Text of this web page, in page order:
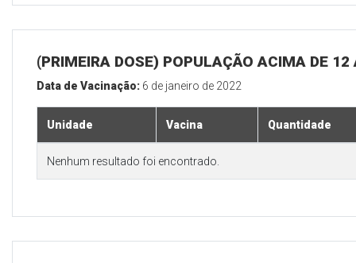
(PRIMEIRA DOSE) POPULAÇÃO ACIMA DE 12
Data de Vacinação: 6 de janeiro de 2022
Unidade Vacina Quantidade
Nenhum resultado foi encontrado.